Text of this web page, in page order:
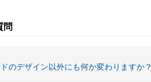
問
のデザイン以外にも何か変わりますか？